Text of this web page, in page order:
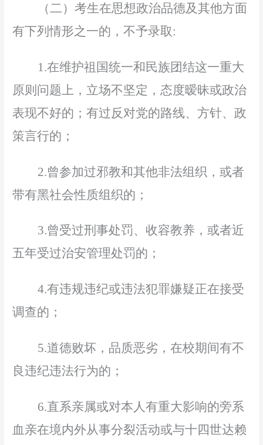
（二）考生在思想政治品德及其他方面
有下列情形之一的 ，不予录取 :
1.在维护祖国统一和民族团结这一重大
原则问题上，立场不坚定 ，态度暧昧或政治
表现不好的；有过反对党的路线、方针、政
策言行的；
2.曾参加过邪教和其他非法组织，或者
带有黑社会性质组织的；
3.曾受过刑事处罚、收容教养，或者近
五年受过治安管理处罚的；
4.有违规违纪或违法犯罪嫌疑正在接受
调查的；
5.道德败坏，品质恶劣，在校期间有不
良违纪违法行为的；
6.直系亲属或对本人有重大影响的旁系
血亲在境内外从事分裂活动或与十四世达赖